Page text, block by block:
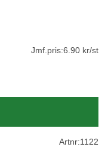
Jmf.pris:6.90 kr/st
Artnr:1122